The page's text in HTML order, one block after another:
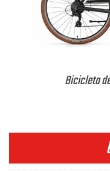
Bicicleta